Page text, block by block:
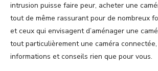
intrusion puisse faire peur, acheter une
tout de même rassurant pour de nombreux
et ceux qui envisagent d’aménager une
tout particulièrement une caméra
informations et conseils rien que pour vous.